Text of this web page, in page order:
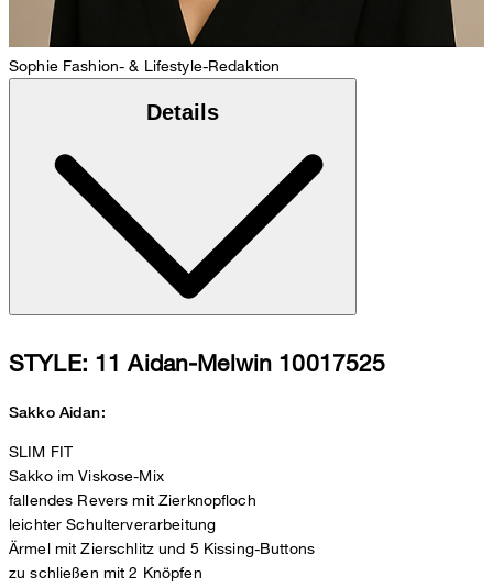
Sophie Fashion- & Lifestyle-Redaktion
Details
STYLE: 11 Aidan-Melwin 10017525
Sakko Aidan:
SLIM FIT
Sakko im Viskose-Mix
fallendes Revers mit Zierknopfloch
leichter Schulterverarbeitung
Ärmel mit Zierschlitz und 5 Kissing-Buttons
zu schließen mit 2 Knöpfen